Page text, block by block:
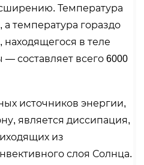
Температура
температура гораздо
находящегося в теле
составляет всего 6000
источников энергии,
является диссипация,
из
слоя Солнца.